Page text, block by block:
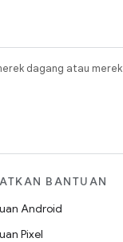
dagang atau merek
BANTUAN
Android
Pixel